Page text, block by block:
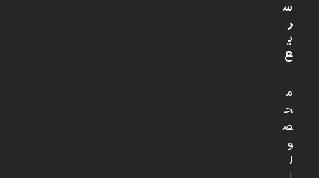
س
ر
ی
ع
م
ح
ص
و
ل